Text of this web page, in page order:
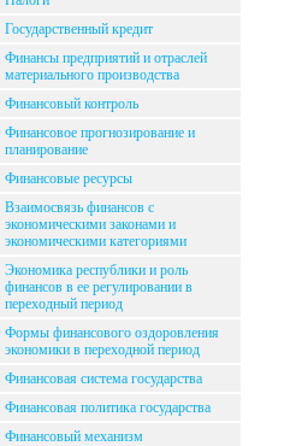
Государственный кредит
Финансы предприятий и отраслей
материального производства
Финансовый контроль
Финансовое прогнозирование и
планирование
Финансовые ресурсы
Взаимосвязь финансов с
экономическими законами и
экономическими категориями
Экономика республики и роль
финансов в ее регулировании в
переходный период
Формы финансового оздоровления
экономики в переходной период
Финансовая система государства
Финансовая политика государства
Финансовый механизм